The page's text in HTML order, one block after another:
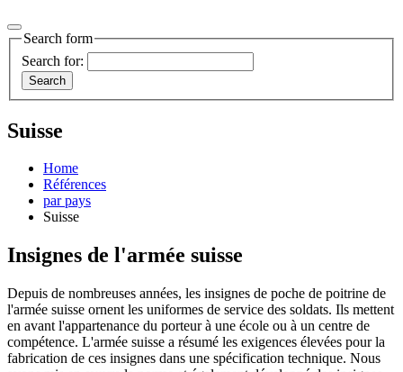
Search form
Search for:
Suisse
Home
Références
par pays
Suisse
Insignes de l'armée suisse
Depuis de nombreuses années, les insignes de poche de poitrine de
l'armée suisse ornent les uniformes de service des soldats. Ils mettent
en avant l'appartenance du porteur à une école ou à un centre de
compétence. L'armée suisse a résumé les exigences élevées pour la
fabrication de ces insignes dans une spécification technique. Nous